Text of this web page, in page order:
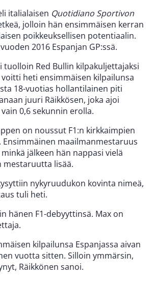
italialaisen Quotidiano Sportivon
jolloin hän ensimmäisen kerran
poikkeuksellisen potentiaalin.
2016 Espanjan GP:ssä.
tuolloin Red Bullin kilpakuljettajaksi
voitti heti ensimmäisen kilpailunsa
18-vuotias hollantilainen piti
juuri Räikkösen, joka ajoi
0,6 sekunnin erolla.
on noussut F1:n kirkkaimpien
maailmanmestaruus
jälkeen hän nappasi vielä
mestaruutta lisää.
nykyruudukon kovinta nimeä,
tuli heti.
hänen F1-debyyttinsä. Max on
kilpailunsa Espanjassa aivan
vuotta sitten. Silloin ymmärsin,
Räikkönen sanoi.